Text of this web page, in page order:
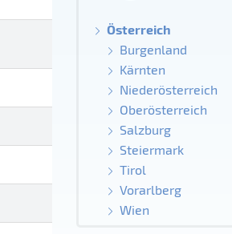
Österreich
Burgenland
Kärnten
Niederösterreich
Oberösterreich
Salzburg
Steiermark
Tirol
Vorarlberg
Wien